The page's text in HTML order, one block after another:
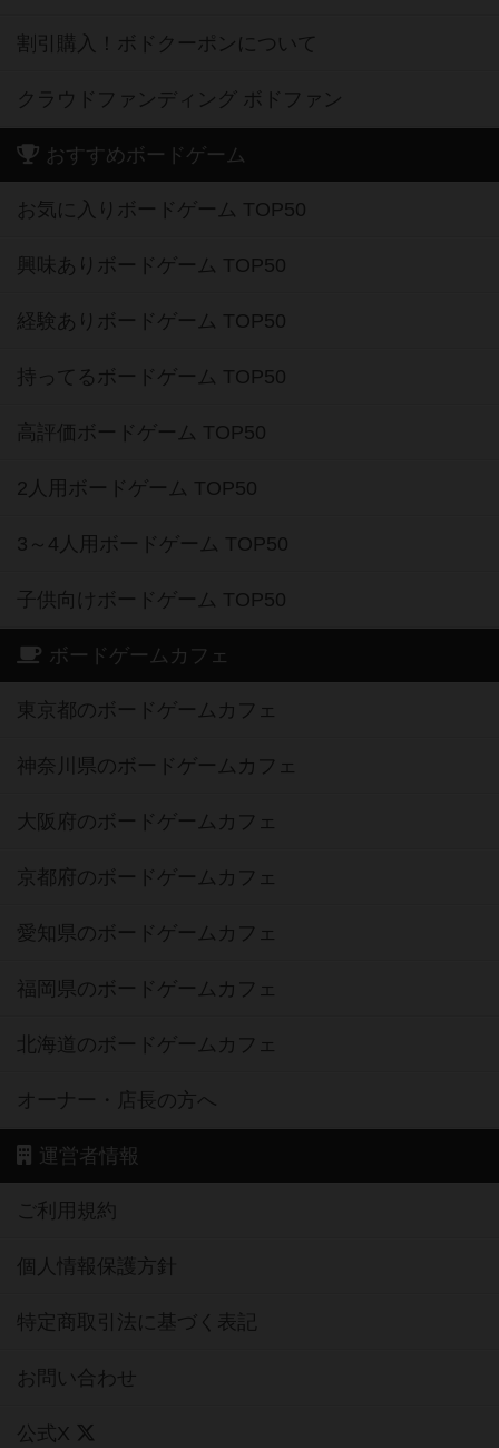
割引購入！ボドクーポンについて
クラウドファンディング ボドファン
おすすめボードゲーム
お気に入りボードゲーム TOP50
興味ありボードゲーム TOP50
経験ありボードゲーム TOP50
持ってるボードゲーム TOP50
高評価ボードゲーム TOP50
2人用ボードゲーム TOP50
3～4人用ボードゲーム TOP50
子供向けボードゲーム TOP50
ボードゲームカフェ
東京都のボードゲームカフェ
神奈川県のボードゲームカフェ
大阪府のボードゲームカフェ
京都府のボードゲームカフェ
愛知県のボードゲームカフェ
福岡県のボードゲームカフェ
北海道のボードゲームカフェ
オーナー・店長の方へ
運営者情報
ご利用規約
個人情報保護方針
特定商取引法に基づく表記
お問い合わせ
公式X